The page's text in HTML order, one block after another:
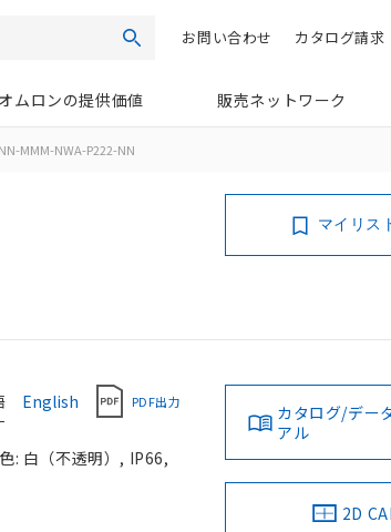
検索 カタログ請求
お問い合わせ
オムロンの提供価値 販売ネットワーク
MMM-NWA-P222-NN
マイリス
English PDF出力
: 白（不透明）, IP66,
カタログ/デー
アル
2D